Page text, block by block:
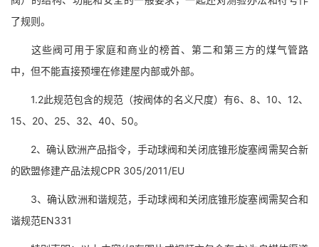
了规则。
这些阀可用于家庭和商业的榜首、第二和第三方的煤气管路
中，但不能直接预埋在修建屋内部或外部。
1.2此规范包含的规范（按阀体的名义尺度）有6、8、10、12、
15、20、25、32、40、50。
2、确认欧洲产品指令，手动球阀和关闭底锥形旋塞阀需契合新
的欧盟修建产品法规CPR 305/2011/EU
3、确认欧洲和谐规范，手动球阀和关闭底锥形旋塞阀需契合和
谐规范EN331